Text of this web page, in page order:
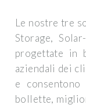
Le nostre tre
Storage,
progettate in
aziendali dei
e
bollette,